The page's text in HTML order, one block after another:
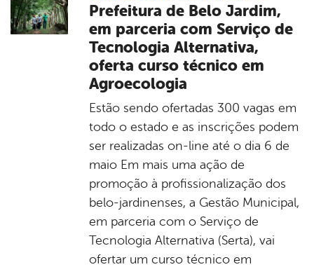
Prefeitura de Belo Jardim,
em parceria com Serviço de
Tecnologia Alternativa,
oferta curso técnico em
Agroecologia
Estão sendo ofertadas 300 vagas em
todo o estado e as inscrições podem
ser realizadas on-line até o dia 6 de
maio Em mais uma ação de
promoção à profissionalização dos
belo-jardinenses, a Gestão Municipal,
em parceria com o Serviço de
Tecnologia Alternativa (Serta), vai
ofertar um curso técnico em